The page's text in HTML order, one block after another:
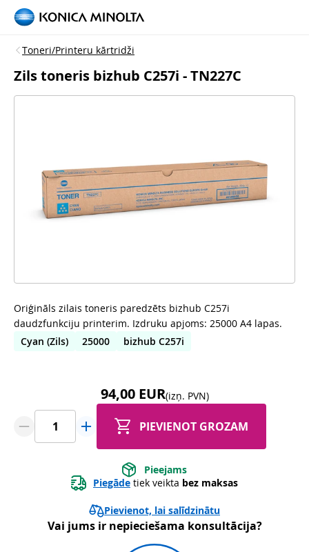
Toneri/Printeru kārtridži
Zils toneris bizhub C257i - TN227C
Oriģināls zilais toneris paredzēts bizhub C257i
daudzfunkciju printerim. Izdruku apjoms: 25000 A4 lapas.
Cyan (Zils)
25000 bizhub C257i
94,00 EUR(izņ. PVN)
PIEVIENOT GROZAM
Pieejams
Piegāde tiek veikta bez maksas
Pievienot, lai salīdzinātu
Vai jums ir nepieciešama konsultācija?